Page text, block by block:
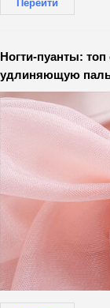
Перейти
Ногти-пуанты:
удлиняющую